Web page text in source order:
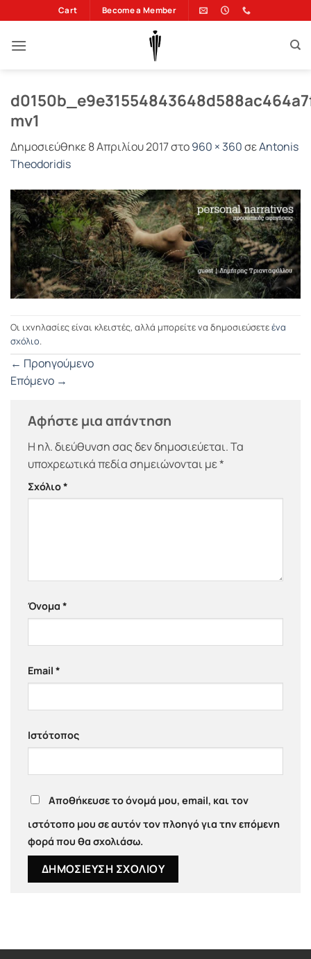
στο
περιεχόμενο
Cart Become a Member
mv1
Δημοσιεύθηκε8 Απριλίου 2017στο960 × 360σεAntonis
Theodoridis
Οι ιχνηλασίες είναι κλειστές, αλλά μπορείτε να δημοσιεύσετεένα
σχόλιο.
← Προηγούμενο
Επόμενο →
Αφήστε μια απάντηση
Η ηλ. διεύθυνση σας δεν δημοσιεύεται.Τα
υποχρεωτικά πεδία σημειώνονται με*
Σχόλιο*
Όνομα *
Email *
Ιστότοπος
Αποθήκευσε το όνομά μου, email, και τον
ιστότοπο μου σε αυτόν τον πλοηγό για την επόμενη
φορά που θα σχολιάσω.